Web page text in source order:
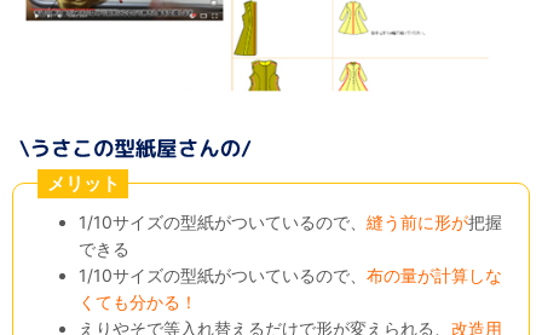
メリット
1/10サイズの型紙がついているので、縫う前に形が把握
できる
1/10サイズの型紙がついているので、布の量が計算しな
くても分かる！
えりやそで等入れ替えるだけで形が変えられる、改造用